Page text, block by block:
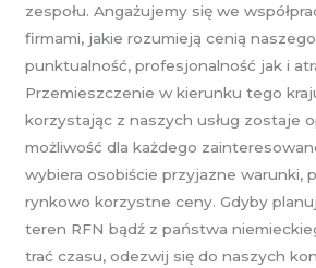
zespołu. Angażujemy się we
firmami, jakie rozumieją cenią
punktualność, profesjonalność jak i
Przemieszczenie w kierunku tego
korzystając z naszych usług zostaje
możliwość dla każdego
wybiera osobiście przyjazne warunki,
rynkowo korzystne ceny. Gdyby
teren RFN bądź z państwa
trać czasu, odezwij się do naszych